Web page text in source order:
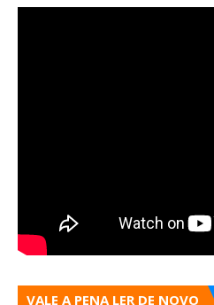
VALE A PENA LER DE NOVO